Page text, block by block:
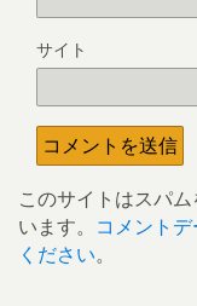
サイト
このサイトはスパ
います。 コメント
ください。